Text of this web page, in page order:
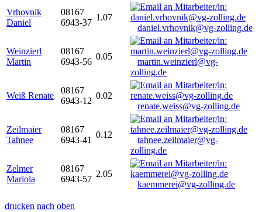
Vrhovnik
Daniel
08167
6943-37
1.07
daniel.vrhovnik@vg-zolling.de
Weinzierl
Martin
08167
6943-56
0.05
martin.weinzierl@vg-
zolling.de
Weiß Renate
08167
6943-12
0.02
renate.weiss@vg-zolling.de
Zeilmaier
Tahnee
08167
6943-41
0.12
tahnee.zeilmaier@vg-
zolling.de
Zelmer
Mariola
08167
6943-57
2.05
kaemmerei@vg-zolling.de
drucken nach oben